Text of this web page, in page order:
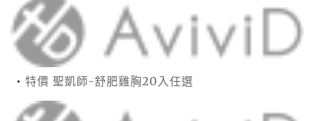
特價 聖凱師-舒肥雞胸20入任選